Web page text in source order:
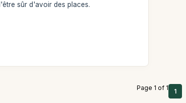
sûr d'avoir des places.
Page 1 of 1 1